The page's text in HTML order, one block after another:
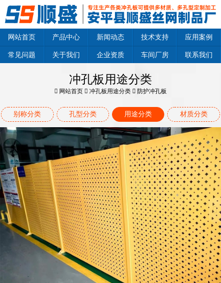
网站首页 产品中心 新闻动态 技术支持 应用案例
常见问题 关于我们 企业资质 车间厂房 联系我们
冲孔板用途分类
网站首页 冲孔板用途分类 防护冲孔板
别称分类 孔型分类 用途分类 材质分类